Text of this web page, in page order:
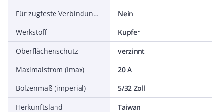
Für zugfeste Verbindungen
Nein
Werkstoff
Kupfer
Oberflächenschutz
verzinnt
Maximalstrom (Imax)
20 A
Bolzenmaß (imperial)
5/32 Zoll
Herkunftsland
Taiwan